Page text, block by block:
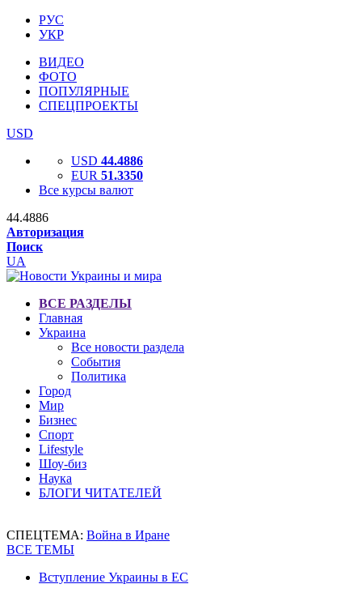
РУС
УКР
ВИДЕО
ФОТО
ПОПУЛЯРНЫЕ
СПЕЦПРОЕКТЫ
USD
USD 44.4886
EUR 51.3350
Все курсы валют
44.4886
Авторизация
Поиск
UA
ВСЕ РАЗДЕЛЫ
Главная
Украина
Все новости раздела
События
Политика
Город
Мир
Бизнес
Спорт
Lifestyle
Шоу-биз
Наука
БЛОГИ ЧИТАТЕЛЕЙ
СПЕЦТЕМА: Война в Иране
ВСЕ ТЕМЫ
Вступление Украины в ЕС